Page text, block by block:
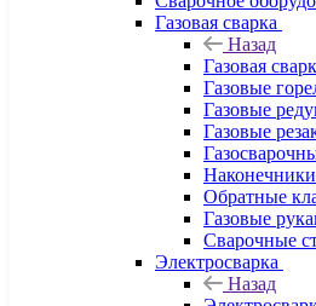
Газовая сварка
Назад
Газовая
Газовые
Газовые
Газовые
Наконечники
Обратные
Газовые
Сварочные
Электросварка
Назад